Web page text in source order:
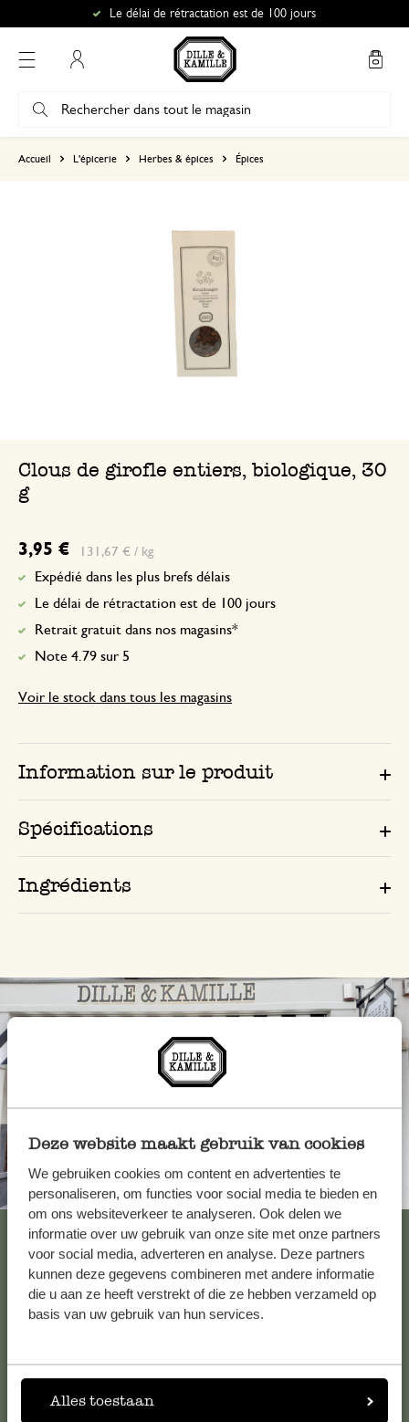
Deze website maakt gebruik van cookies
We gebruiken cookies om content en advertenties te
personaliseren, om functies voor social media te bieden en
om ons websiteverkeer te analyseren. Ook delen we
informatie over uw gebruik van onze site met onze partners
voor social media, adverteren en analyse. Deze partners
kunnen deze gegevens combineren met andere informatie
die u aan ze heeft verstrekt of die ze hebben verzameld op
basis van uw gebruik van hun services.
Alles toestaan
Le délai de rétractation est de 100 jours
Accueil L'épicerie Herbes & épices Épices
Clous de girofle entiers, biologique, 30
g
3,95 € 131,67 € / kg
Expédié dans les plus brefs délais
Le délai de rétractation est de 100 jours
Retrait gratuit dans nos magasins*
Note 4.79 sur 5
Voir le stock dans tous les magasins
Information sur le produit
Spécifications
Ingrédients
Toujours à proximité
Voir les 62 magasins
Service clientèle
veuillez contacter notre service clientèle. Ou retrouvez ici
nos réponses auxquestions les plus fréquemment posées